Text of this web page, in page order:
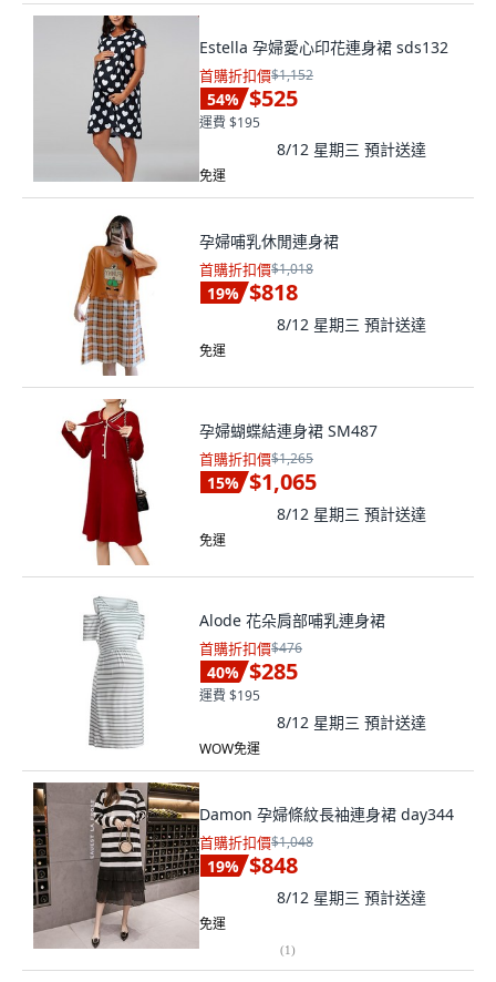
Estella 孕婦愛心印花連身裙 sds132
首購折扣價$1,152
54% $525
運費 $195
8/12 星期三 預計送達
免運
孕婦哺乳休閒連身裙
首購折扣價$1,018
19% $818
8/12 星期三 預計送達
免運
孕婦蝴蝶結連身裙 SM487
首購折扣價$1,265
15% $1,065
8/12 星期三 預計送達
免運
Alode 花朵肩部哺乳連身裙
首購折扣價$476
40% $285
運費 $195
8/12 星期三 預計送達
WOW免運
Damon 孕婦條紋長袖連身裙 day344
首購折扣價$1,048
19% $848
8/12 星期三 預計送達
免運
(1)